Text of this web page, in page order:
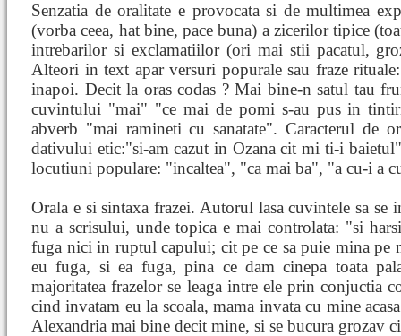
Senzatia de oralitate e provocata si de multimea
(vorba ceea, hat bine, pace buna) a zicerilor tipice
intrebarilor si exclamatiilor (ori mai stii pacatul,
Alteori in text apar versuri popurale sau fraze
inapoi. Decit la oras codas ? Mai bine-n satul tau
cuvintului "mai" "ce mai de pomi s-au pus in
abverb "mai ramineti cu sanatate". Caracterul de
dativului etic:"si-am cazut in Ozana cit mi ti-i
locutiuni populare: "incaltea", "ca mai ba", "a cu-i a
Orala e si sintaxa frazei. Autorul lasa cuvintele sa
nu a scrisului, unde topica e mai controlata: "si
fuga nici in ruptul capului; cit pe ce sa puie mina pe
eu fuga, si ea fuga, pina ce dam cinepa toata
majoritatea frazelor se leaga intre ele prin conjuctia
cind invatam eu la scoala, mama invata cu mine
Alexandria mai bine decit mine, si se bucura grozav